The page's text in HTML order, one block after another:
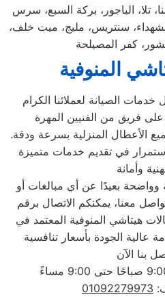
تلا، الباجور، بركة السبع، سرس
سنتريس، مليج، ميت خلف،
المنوفية
الصيانة لعملائنا الكرام
على فريق من الفنيين المهرة
الأعطال المنزلية بسرعة ودقة.
في تقديم خدمات متميزة
بعيدًا عن أي مبالغات أو
معنا، يمكنكم الاتصال برقم
هيتاشي المنوفية المعتمد في
01092279973